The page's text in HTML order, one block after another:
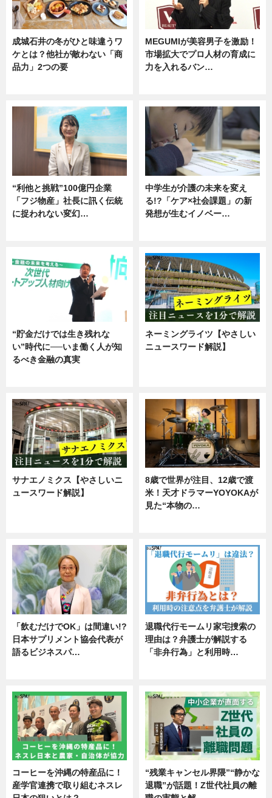
成城石井の冬がひと味違うワ
ケとは？他社が敵わない「商
品力」2つの要
MEGUMIが美容男子を激励！
市場拡大でプロ人材の育成に
力を入れるバン…
“利他と挑戦”100億円企業
「フジ物産」社長に訊く伝統
に捉われない変幻…
中学生が介護の未来を変え
る!?「ケア×社会課題」の新
発想が生むイノベー…
“貯金だけでは生き残れな
い”時代に──いま働く人が知
るべき金融の真実
ネーミングライツ【やさしい
ニュースワード解説】
サナエノミクス【やさしいニ
ュースワード解説】
8歳で世界が注目、12歳で渡
米！天才ドラマーYOYOKAが
見た“本物の…
「飲むだけでOK」は間違い!?
日本サプリメント協会代表が
語るビジネスパ…
退職代行モームリ家宅捜索の
理由は？弁護士が解説する
「非弁行為」と利用時…
コーヒーを沖縄の特産品に！
産学官連携で取り組むネスレ
“残業キャンセル界隈”“静かな
退職”が話題！Z世代社員の離